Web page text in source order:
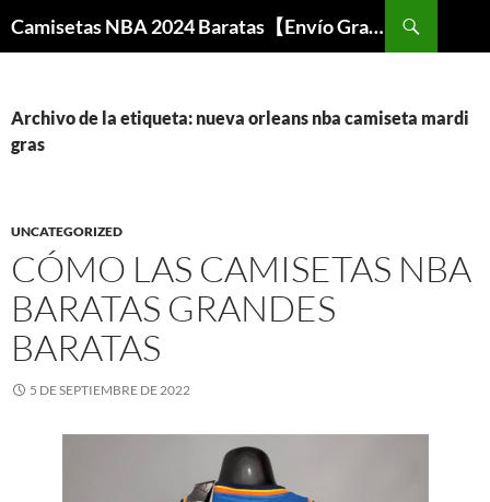
Camisetas NBA 2024 Baratas【Envío Gratis】
Archivo de la etiqueta: nueva orleans nba camiseta mardi
gras
UNCATEGORIZED
CÓMO LAS CAMISETAS NBA
BARATAS GRANDES
BARATAS
5 DE SEPTIEMBRE DE 2022